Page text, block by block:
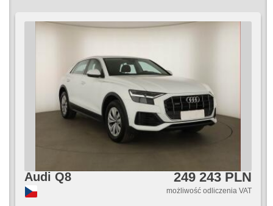
Audi Q8 249 243 PLN
możliwość odliczenia VAT